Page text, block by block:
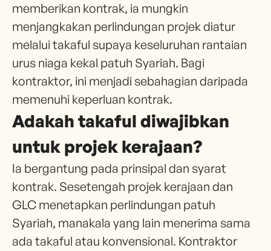
memberikan kontrak, ia mungkin
menjangkakan perlindungan projek diatur
melalui takaful supaya keseluruhan rantaian
urus niaga kekal patuh Syariah. Bagi
kontraktor, ini menjadi sebahagian daripada
memenuhi keperluan kontrak.
Adakah takaful diwajibkan
untuk projek kerajaan?
Ia bergantung pada prinsipal dan syarat
kontrak. Sesetengah projek kerajaan dan
GLC menetapkan perlindungan patuh
Syariah, manakala yang lain menerima sama
ada takaful atau konvensional. Kontraktor